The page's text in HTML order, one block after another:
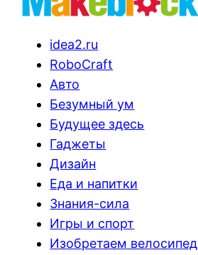
idea2.ru
RoboCraft
Авто
Безумный ум
Будущее здесь
Гаджеты
Дизайн
Еда и напитки
Знания-сила
Игры и спорт
Изобретаем велосипед